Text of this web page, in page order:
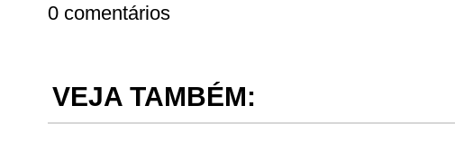
0 comentários
VEJA TAMBÉM: